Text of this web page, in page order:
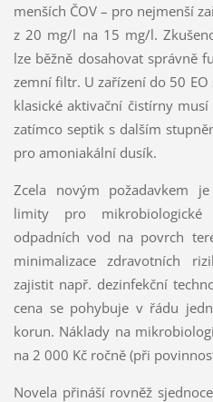
menších ČOV – pro nejmenší
z 20 mg/l na 15 mg/l.
lze běžně dosahovat správně
zemní filtr. U zařízení do 50
klasické aktivační čistírny
zatímco septik s dalším
pro amoniakální dusík.
Zcela novým požadavkem
limity pro mikrobiologické
odpadních vod na povrch
minimalizace zdravotních
zajistit např. dezinfekční
cena se pohybuje v řádu
korun. Náklady na
na 2 000 Kč ročně (při
Novela přináší rovněž